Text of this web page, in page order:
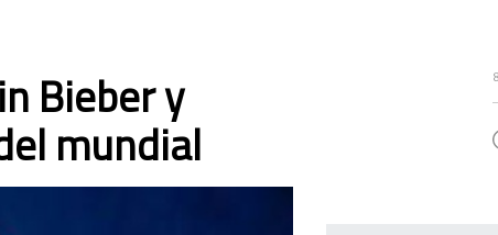
Bieber y
mundial